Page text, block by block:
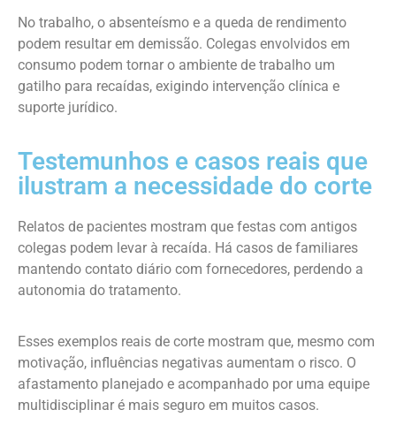
No trabalho, o absenteísmo e a queda de rendimento
podem resultar em demissão. Colegas envolvidos em
consumo podem tornar o ambiente de trabalho um
gatilho para recaídas, exigindo intervenção clínica e
suporte jurídico.
Testemunhos e casos reais que
ilustram a necessidade do corte
Relatos de pacientes mostram que festas com antigos
colegas podem levar à recaída. Há casos de familiares
mantendo contato diário com fornecedores, perdendo a
autonomia do tratamento.
Esses exemplos reais de corte mostram que, mesmo com
motivação, influências negativas aumentam o risco. O
afastamento planejado e acompanhado por uma equipe
multidisciplinar é mais seguro em muitos casos.